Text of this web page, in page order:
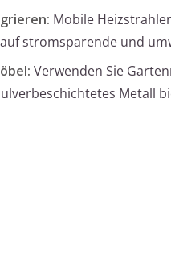
Mobile
stromsparende und
Verwenden Sie
Metall